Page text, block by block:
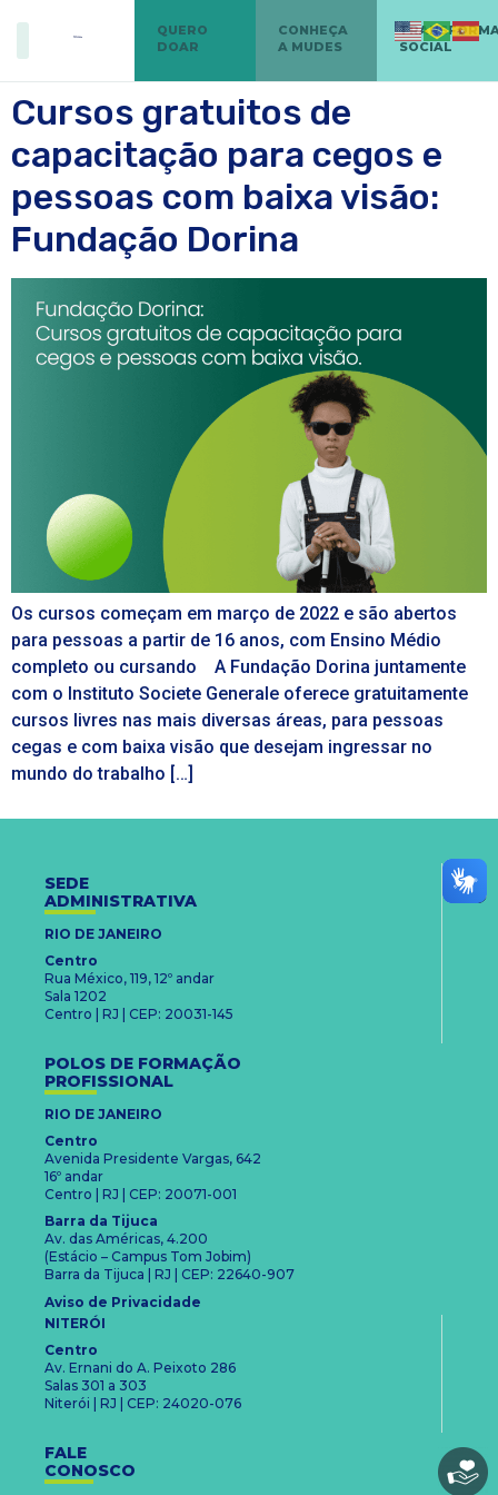
QUERO
DOAR
CONHEÇA
A MUDES
SOCIAL
Cursos gratuitos de
capacitação para cegos e
pessoas com baixa visão:
Fundação Dorina
Os cursos começam em março de 2022 e são abertos
para pessoas a partir de 16 anos, com Ensino Médio
completo ou cursando A Fundação Dorina juntamente
com o Instituto Societe Generale oferece gratuitamente
cursos livres nas mais diversas áreas, para pessoas
cegas e com baixa visão que desejam ingressar no
mundo do trabalho […]
SEDE
ADMINISTRATIVA
RIO DE JANEIRO
Centro
Rua México, 119, 12º andar
Sala 1202
Centro | RJ | CEP: 20031-145
POLOS DE FORMAÇÃO
PROFISSIONAL
RIO DE JANEIRO
Centro
Avenida Presidente Vargas, 642
16º andar
Centro | RJ | CEP: 20071-001
Barra da Tijuca
Av. das Américas, 4.200
(Estácio – Campus Tom Jobim)
Barra da Tijuca | RJ | CEP: 22640-907
Aviso de Privacidade
NITERÓI
Centro
Av. Ernani do A. Peixoto 286
Salas 301 a 303
Niterói | RJ | CEP: 24020-076
FALE
CONOSCO